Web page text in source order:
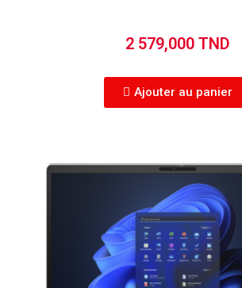
2 579,000 TND
Ajouter au panier